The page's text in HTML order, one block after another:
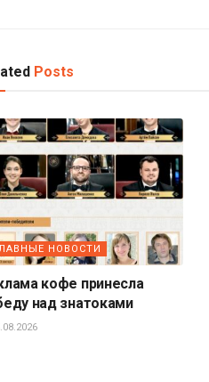
Posts
НОВОСТИ
кофе принесла
над знатоками